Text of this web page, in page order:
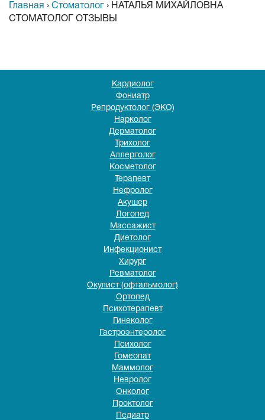
Главная › Стоматолог › НАТАЛЬЯ МИХАЙЛОВНА
СТОМАТОЛОГ ОТЗЫВЫ
Кардиолог
Фониатр
Репродуктолог (ЭКО)
Нарколог
Дерматолог
Трихолог
Аллерголог
Косметолог
Терапевт
Нефролог
Акушер
Логопед
Массажист
Диетолог
Инфекционист
Хирург
Ревматолог
Окулист (офтальмолог)
Ортопед
Психотерапевт
Гинеколог
Гастроэнтеролог
Психолог
Гомеопат
Маммолог
Невролог
Онколог
Проктолог
Педиатр